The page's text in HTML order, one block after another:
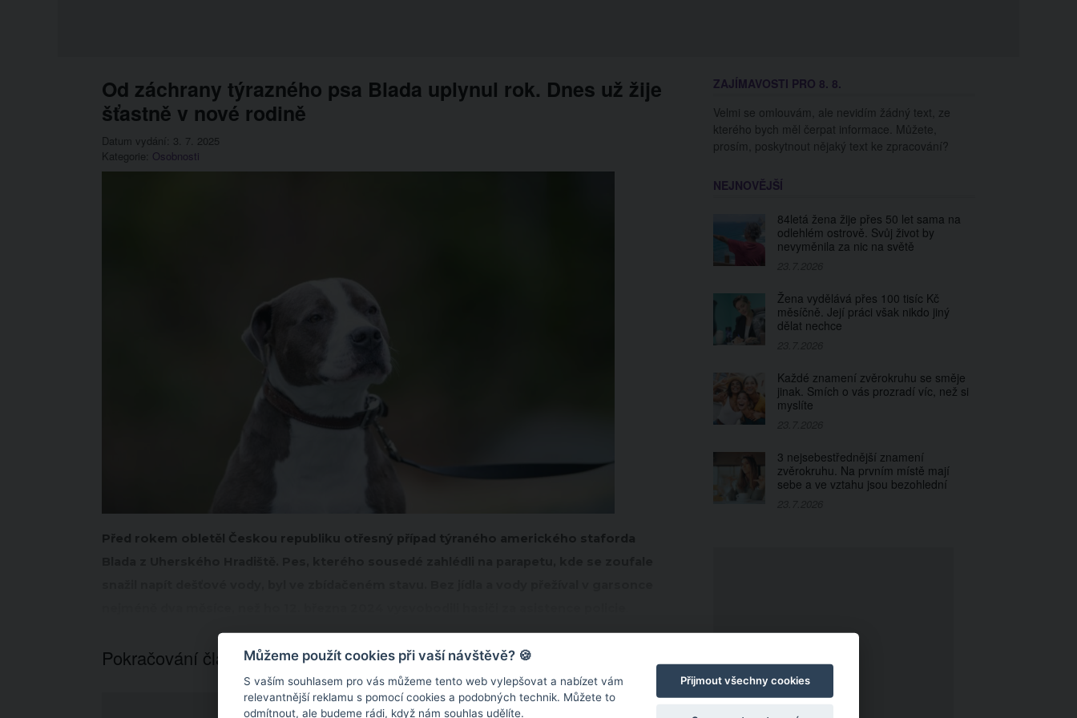
Od záchrany týrazného psa Blada uplynul rok. Dnes už žije
šťastně v nové rodině
Datum vydání: 3. 7. 2025
Kategorie: Osobnosti
Před rokem obletěl Českou republiku otřesný případ týraného amerického staforda
Pokračování článku níže...
ZAJÍMAVOSTI PRO 8. 8.
Velmi se omlouvám, ale nevidím žádný text, ze
kterého bych měl čerpat informace. Můžete,
prosím, poskytnout nějaký text ke zpracování?
NEJNOVĚJŠÍ
84letá žena žije přes 50 let sama na
odlehlém ostrově. Svůj život by
nevyměnila za nic na světě
Žena vydělává přes 100 tisíc Kč
měsíčně. Její práci však nikdo jiný
dělat nechce
Každé znamení zvěrokruhu se směje
jinak. Smích o vás prozradí víc, než si
myslíte
3 nejsebestřednější znamení
zvěrokruhu. Na prvním místě mají
sebe a ve vztahu jsou bezohlední
Můžeme použít cookies při vaší návštěvě? 🍪
S vaším souhlasem pro vás můžeme tento web vylepšovat a nabízet vám
relevantnější reklamu s pomocí cookies a podobných technik. Můžete to
odmítnout, ale budeme rádi, když nám souhlas udělíte.
Přijmout všechny cookies